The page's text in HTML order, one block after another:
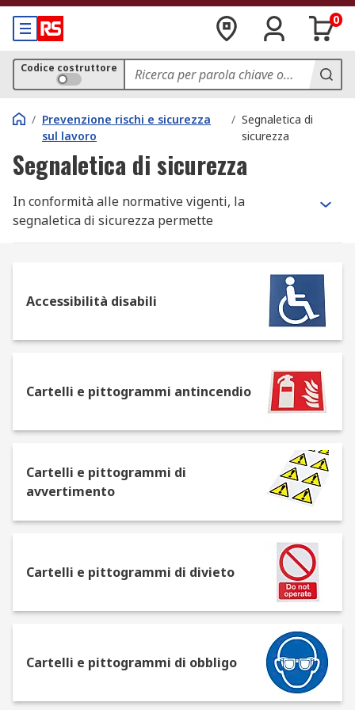
0
Codice costruttore
/ Prevenzione rischi e sicurezza
sul lavoro
/ Segnaletica di
sicurezza
Segnaletica di sicurezza
In conformità alle normative vigenti, la
segnaletica di sicurezza permette
Tipologia di segnaletica
cartelli/etichette istruttivi, informativi e per
impieghi generali, include la maggior parte dei
comuni avvisi che potrebbe essere necessario
posizionare in un ambiente di lavoro.
Offriamo inoltre vasta gamma scelta di comuni
cartelli per la sicurezza stradale, cartelli stradali,
cartelli di accessibilità disabili e tattili, etichette
di uscita non illuminate, cartelli ed etichette di
La segnaletica è disponibile in diversi materiali e
lingue:
Cartelli di sicurezza in alluminio o laminato
Etichette per la sicurezza in tessuto e carta
Cartelli di sicurezza in plastica,
Accessibilità disabili
Cartelli e pittogrammi antincendio
Cartelli e pittogrammi di
avvertimento
Cartelli e pittogrammi di divieto
Cartelli e pittogrammi di obbligo